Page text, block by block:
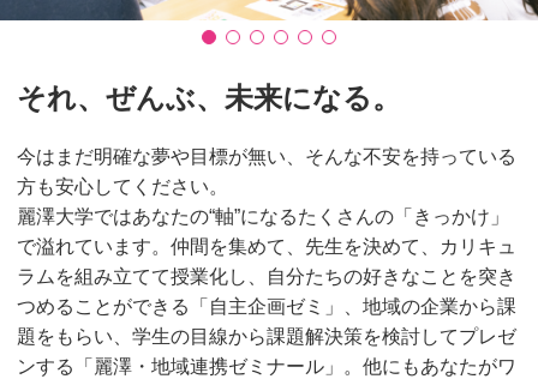
それ、ぜんぶ、未来になる。
今はまだ明確な夢や目標が無い、そんな不安を持っている
方も安心してください。
麗澤大学ではあなたの“軸”になるたくさんの「きっかけ」
で溢れています。仲間を集めて、先生を決めて、カリキュ
ラムを組み立てて授業化し、自分たちの好きなことを突き
つめることができる「自主企画ゼミ」、地域の企業から課
題をもらい、学生の目線から課題解決策を検討してプレゼ
ンする「麗澤・地域連携ゼミナール」。他にもあなたがワ